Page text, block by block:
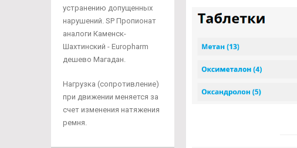
устранению допущенных
нарушений. SP Пропионат
аналоги Каменск-
Шахтинский - Europharm
дешево Магадан.
Нагрузка (сопротивление)
при движении меняется за
счет изменения натяжения
ремня.